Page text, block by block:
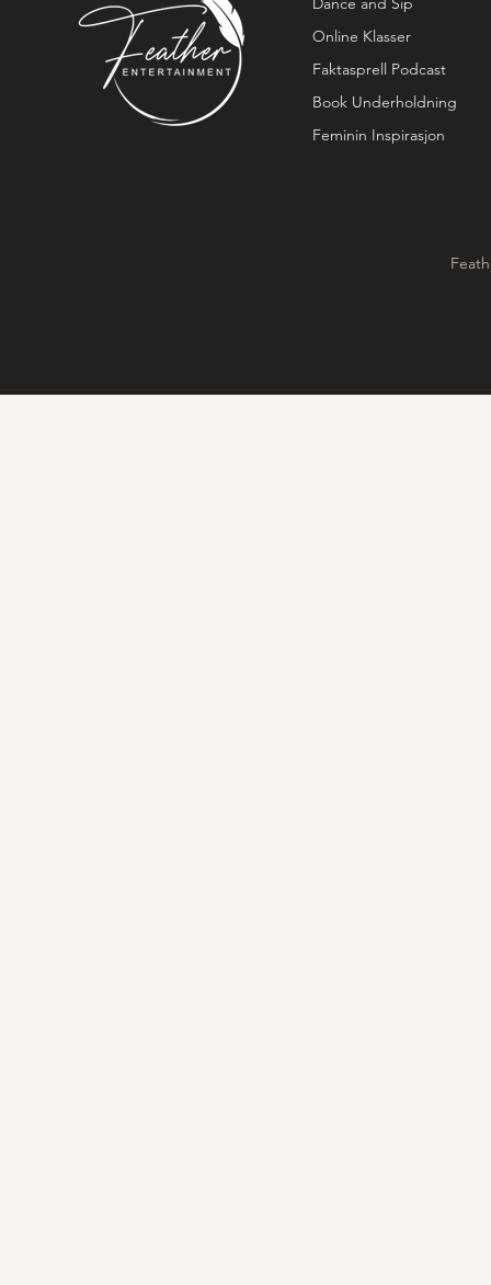
Online Klasser
Faktasprell Podcast
Book Underholdning
Feminin Inspirasjon